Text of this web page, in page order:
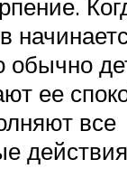
обычно
ее
все
действия